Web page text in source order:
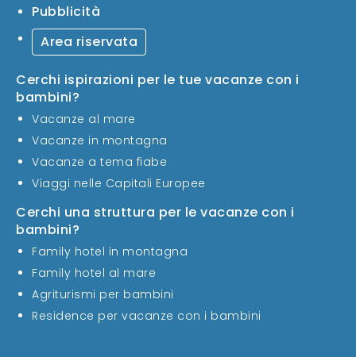
Pubblicità
Area riservata
Cerchi ispirazioni per le tue vacanze con i
bambini?
Vacanze al mare
Vacanze in montagna
Vacanze a tema fiabe
Viaggi nelle Capitali Europee
Cerchi una struttura per le vacanze con i
bambini?
Family hotel in montagna
Family hotel al mare
Agriturismi per bambini
Residence per vacanze con i bambini